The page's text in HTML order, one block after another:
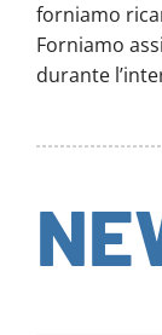
forniamo
Forniamo
durante